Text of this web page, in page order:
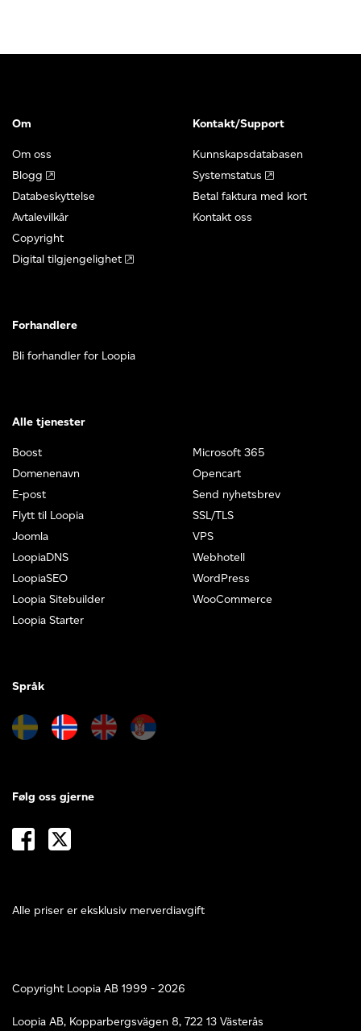
Om
Om oss
Blogg
Databeskyttelse
Avtalevilkår
Copyright
Digital tilgjengelighet
Kontakt/Support
Kunnskapsdatabasen
Systemstatus
Betal faktura med kort
Kontakt oss
Forhandlere
Bli forhandler for Loopia
Alle tjenester
Boost
Domenenavn
E-post
Flytt til Loopia
Joomla
LoopiaDNS
LoopiaSEO
Loopia Sitebuilder
Loopia Starter
Microsoft 365
Opencart
Send nyhetsbrev
SSL/TLS
VPS
Webhotell
WordPress
WooCommerce
Språk
Alle priser er eksklusiv merverdiavgift
Følg oss gjerne
Copyright Loopia AB 1999 - 2026
Loopia AB, Kopparbergsvägen 8, 722 13 Västerås